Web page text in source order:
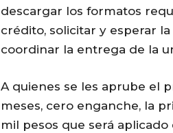
descargar los formatos
crédito, solicitar y esperar
coordinar la entrega de la
A quienes se les aprube el
meses, cero enganche, la
mil pesos que será